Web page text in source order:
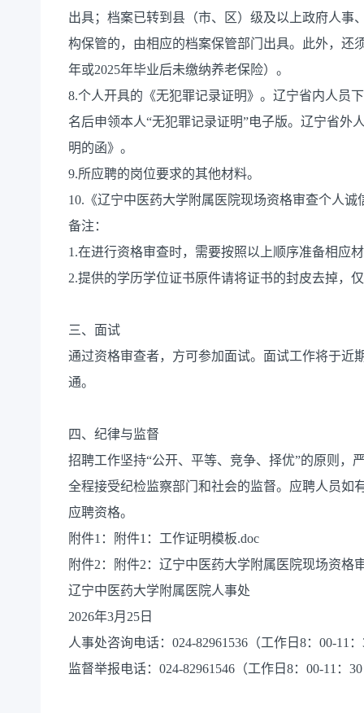
出具；档案已转到县（市、区）级及以上政府人事
构保管的，由相应的档案保管部门出具。此外，还
年或2025年毕业后未缴纳养老保险）。
8.个人开具的《无犯罪记录证明》。辽宁省内人员
名后申领本人“无犯罪记录证明”电子版。辽宁省外
明的函》。
9.所应聘的岗位要求的其他材料。
10.《辽宁中医药大学附属医院现场资格审查个人
备注：
1.在进行资格审查时，需要按照以上顺序准备相应
2.提供的学历学位证书原件请将证书的封皮去掉，
三、面试
通过资格审查者，方可参加面试。面试工作将于近
通。
四、纪律与监督
招聘工作坚持“公开、平等、竞争、择优”的原则，
全程接受纪检监察部门和社会的监督。应聘人员如
应聘资格。
附件1：附件1：工作证明模板.doc
附件2：附件2：辽宁中医药大学附属医院现场资格
辽宁中医药大学附属医院人事处
2026年3月25日
人事处咨询电话：024-82961536（工作日8：00-11
监督举报电话：024-82961546（工作日8：00-11：